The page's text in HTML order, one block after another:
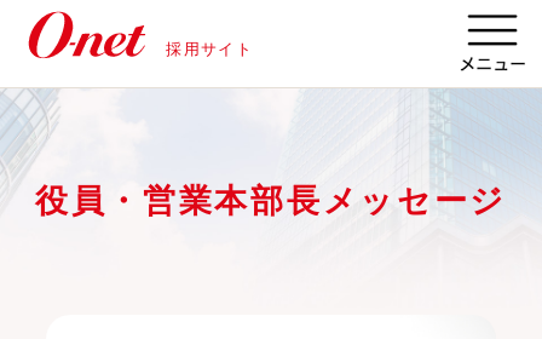
採用サイト
役員・営業本部長メッセージ